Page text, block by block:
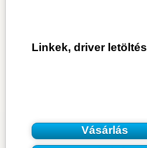
Linkek, driver letöltés
Vásárlás